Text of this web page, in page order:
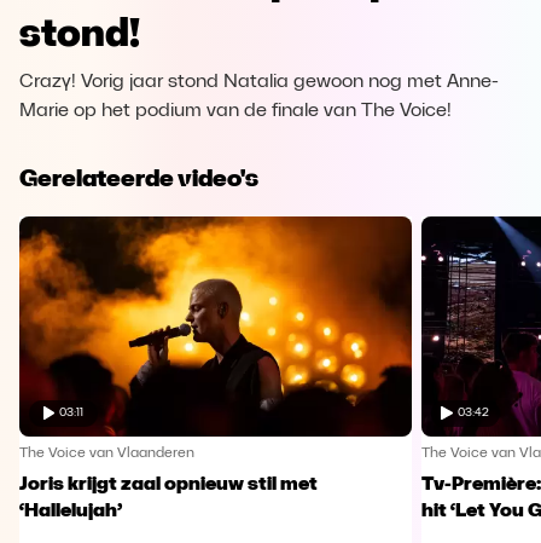
stond!
Crazy! Vorig jaar stond Natalia gewoon nog met Anne-
Marie op het podium van de finale van The Voice!
Gerelateerde video's
03:11
The Voice van Vlaanderen
Joris krijgt zaal opnieuw stil met
‘Hallelujah’
03:42
The Voice van
Tv-
hit ‘Let You